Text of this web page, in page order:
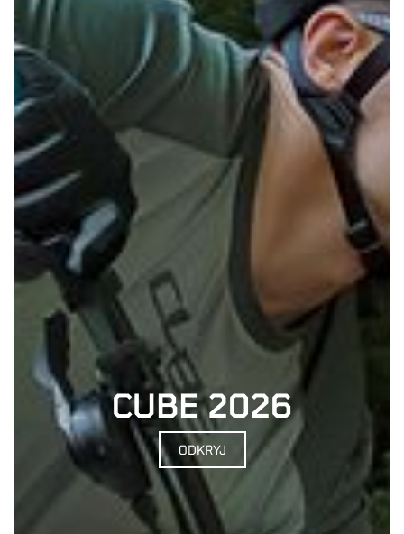
CUBE 2026
ODKRYJ